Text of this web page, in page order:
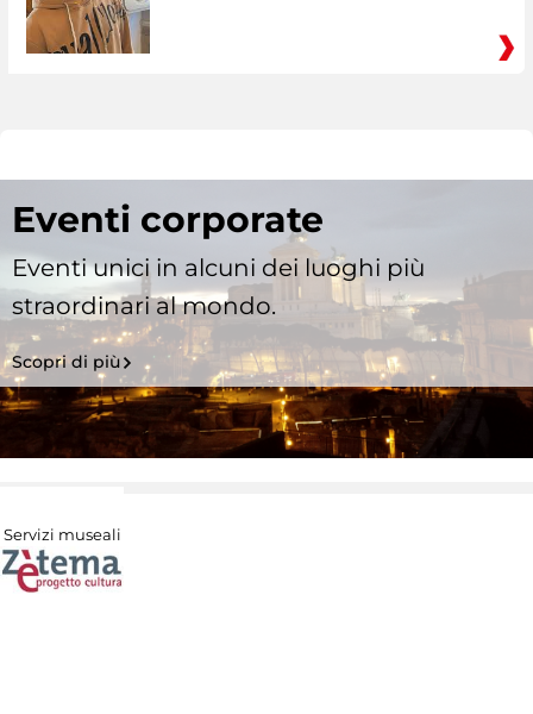
Eventi corporate
Eventi unici in alcuni dei luoghi più
straordinari al mondo.
Scopri di più
Servizi museali